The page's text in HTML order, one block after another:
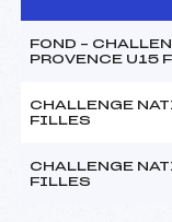
FOND –
PROVENCE U15
CHALLENGE
FILLES
CHALLENGE
FILLES